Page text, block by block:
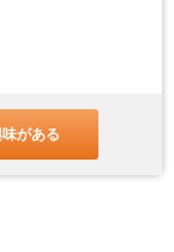
がある